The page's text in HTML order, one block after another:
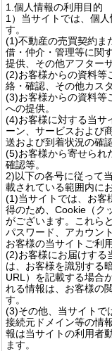
1.個人情報の利用目的
1）当サイトでは、個
す。
(1)不動産の売買契約ま
借・仲介・管理等に関
提供、その他アフター
(2)お客様からの資料等
絡・確認、その他カス
(3)お客様からの資料等
への提供。
(4)お客様に対する当サ
ーン、サービスおよび
送および到着状況の確認
(5)お客様から寄せられ
確認等。
2)以下の各号に従って
載されている範囲内に
(1)当サイトでは、お客
得のため、Cookie（ク
がございます。これら
パスワード、アカウン
お客様の当サイトご利
(2)お客様にお届けする
は、お客様を識別する
URL）を記載する場合
れる情報は、お客様の
す。
(3)その他、当サイトで
接続元ドメイン等の情
報は当サイトの利用者
ます。